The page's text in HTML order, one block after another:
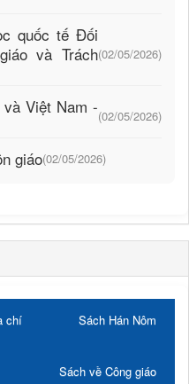
quốc tế Đối
và Trách(02/05/2026)
Việt Nam -(02/05/2026)
giáo(02/05/2026)
chí Sách Hán Nôm
Sách về Công giáo